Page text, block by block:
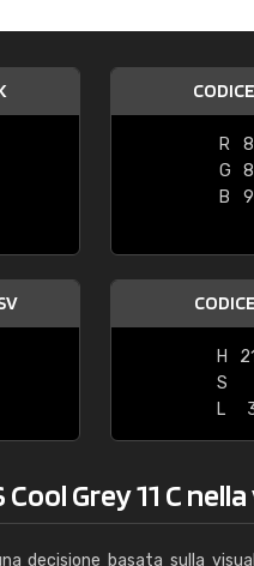
R
G
B
H
S
L
Grey 11 C
decisione basata sulla